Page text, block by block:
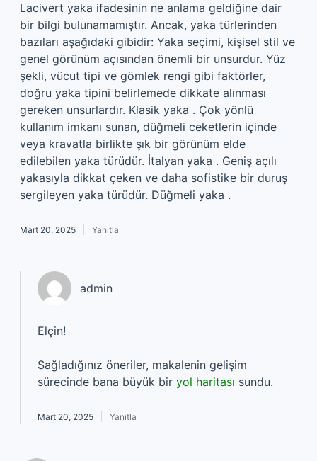
Lacivert yaka ifadesinin ne anlama geldiğine dair
bir bilgi bulunamamıştır. Ancak, yaka türlerinden
bazıları aşağıdaki gibidir: Yaka seçimi, kişisel stil ve
genel görünüm açısından önemli bir unsurdur. Yüz
şekli, vücut tipi ve gömlek rengi gibi faktörler,
doğru yaka tipini belirlemede dikkate alınması
gereken unsurlardır. Klasik yaka . Çok yönlü
kullanım imkanı sunan, düğmeli ceketlerin içinde
veya kravatla birlikte şık bir görünüm elde
edilebilen yaka türüdür. İtalyan yaka . Geniş açılı
yakasıyla dikkat çeken ve daha sofistike bir duruş
sergileyen yaka türüdür. Düğmeli yaka .
Mart 20, 2025 Yanıtla
admin
Elçin!
Sağladığınız öneriler, makalenin gelişim
sürecinde bana büyük bir yol haritası sundu.
Mart 20, 2025 Yanıtla